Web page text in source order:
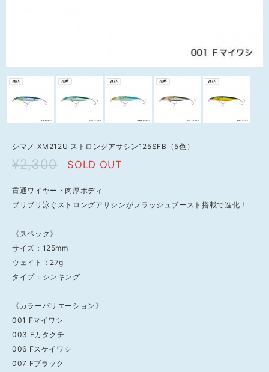
シマノ XM212U ストロングアサシン125SFB（5色）
¥2,300 SOLD OUT
貫通ワイヤー・肉厚ボディ
ブリブリ泳ぐストロングアサシンがフラッシュブースト搭載で進化！
《スペック》
サイズ：125mm
ウェイト：27g
タイプ：シンキング
《カラーバリエーション》
001 Fマイワシ
003 Fカタクチ
006 Fスケイワシ
007 Fブラック